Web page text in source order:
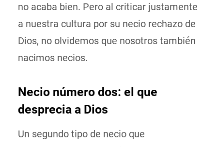
no acaba bien. Pero al criticar justamente
a nuestra cultura por su necio rechazo de
Dios, no olvidemos que nosotros también
nacimos necios.
Necio número dos: el que
desprecia a Dios
Un segundo tipo de necio que